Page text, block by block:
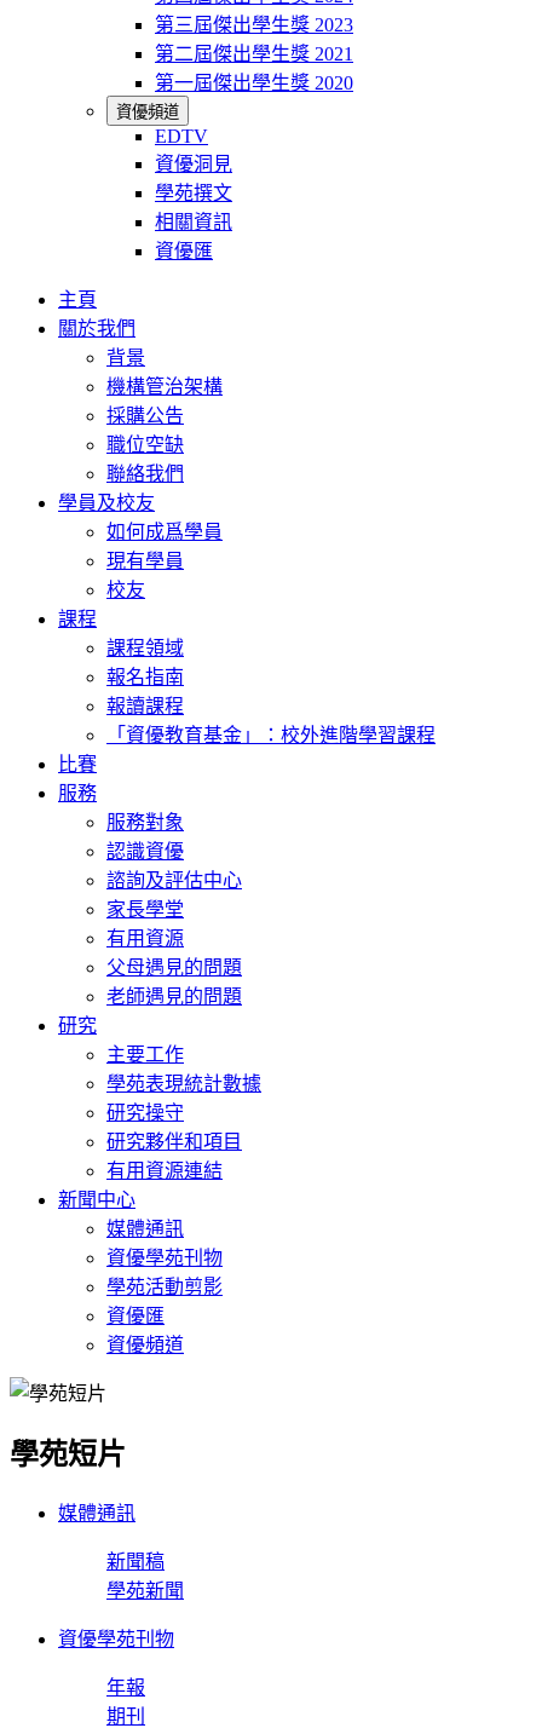
第三屆傑出學生獎 2023
第二屆傑出學生獎 2021
第一屆傑出學生獎 2020
資優頻道
EDTV
資優洞見
學苑撰文
相關資訊
資優匯
主頁
關於我們
背景
機構管治架構
採購公告
職位空缺
聯絡我們
學員及校友
如何成爲學員
現有學員
校友
課程
課程領域
報名指南
報讀課程
「資優教育基金」：校外進階學習課程
比賽
服務
服務對象
認識資優
諮詢及評估中心
家長學堂
有用資源
父母遇見的問題
老師遇見的問題
研究
主要工作
學苑表現統計數據
研究操守
研究夥伴和項目
有用資源連結
新聞中心
媒體通訊
資優學苑刊物
學苑活動剪影
資優匯
資優頻道
學苑短片
媒體通訊
新聞稿
學苑新聞
資優學苑刊物
年報
期刊